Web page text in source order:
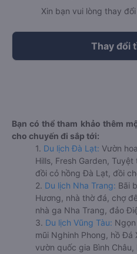
Xin bạn vui lòng thay
Thay đổi
Bạn có thể tham khảo thêm
cho chuyến đi sắp tới:
1. Du lịch Đà Lạt: Vườn
Hills, Fresh Garden,
đồi cỏ hồng Đà Lạt, đồi
2. Du lịch Nha Trang: Bãi
Hương, nhà thờ đá, chợ
nhà ga Nha Trang, đảo
3. Du lịch Vũng Tàu:
mũi Nghinh Phong, hồ Đá
vườn quốc gia Bình